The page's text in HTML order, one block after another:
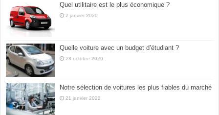
Quel utilitaire est le plus économique ?
2 janvier 2020
Quelle voiture avec un budget d’étudiant ?
28 octobre 2020
Notre sélection de voitures les plus fiables du marché
21 janvier 2022